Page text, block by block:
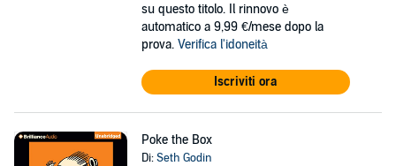
su questo titolo. Il rinnovo è
automatico a 9,99 €/mese dopo la
prova. Verifica l'idoneità
Iscriviti ora
Poke the Box
Di:Seth Godin